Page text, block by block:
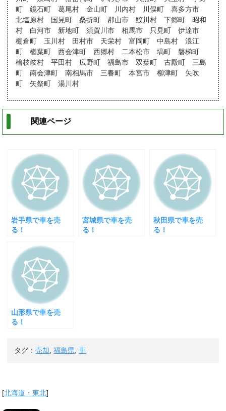
町 鏡石町 葛尾村 金山町 川内村 川俣町 喜多方市
北塩原村 国見町 桑折町 郡山市 鮫川村 下郷町 昭和
村 白河市 新地町 須賀川市 相馬市 只見町 伊達市
棚倉町 玉川村 田村市 天栄村 富岡町 中島村 浪江
町 楢葉町 西会津町 西郷村 二本松市 塙町 磐梯町
檜枝岐村 平田村 広野町 福島市 双葉町 古殿町 三島
町 南会津町 南相馬市 三春町 本宮市 柳津町 矢吹
町 矢祭町 湯川村
関連ページ
岩手県で車を売
る！
宮城県で車を売
る！
秋田県で車を売
る！
山形県で車を売
る！
タグ：売却 ,福島県 ,車
[北海道・東北]